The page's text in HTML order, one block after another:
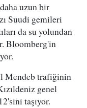
uzun bir
Suudi gemileri
da su yolundan
Bloomberg'in
Mendeb trafiğinin
genel
taşıyor.